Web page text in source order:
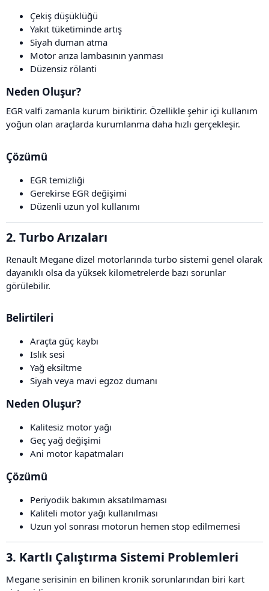
Çekiş düşüklüğü
Yakıt tüketiminde artış
Siyah duman atma
Motor arıza lambasının yanması
Düzensiz rölanti
Neden Oluşur?​
EGR valfi zamanla kurum biriktirir. Özellikle şehir içi kullanım
yoğun olan araçlarda kurumlanma daha hızlı gerçekleşir.
Çözümü​
EGR temizliği
Gerekirse EGR değişimi
Düzenli uzun yol kullanımı
2. Turbo Arızaları​
Renault Megane dizel motorlarında turbo sistemi genel olarak
dayanıklı olsa da yüksek kilometrelerde bazı sorunlar
görülebilir.
Belirtileri​
Araçta güç kaybı
Islık sesi
Yağ eksiltme
Siyah veya mavi egzoz dumanı
Neden Oluşur?​
Kalitesiz motor yağı
Geç yağ değişimi
Ani motor kapatmaları
Çözümü​
Periyodik bakımın aksatılmaması
Kaliteli motor yağı kullanılması
Uzun yol sonrası motorun hemen stop edilmemesi
3. Kartlı Çalıştırma Sistemi Problemleri​
Megane serisinin en bilinen kronik sorunlarından biri kart